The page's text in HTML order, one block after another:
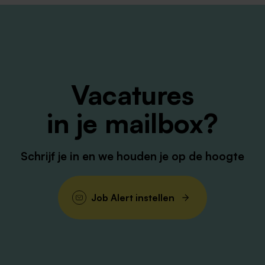
zorgen voor een stevige basis. Basisschool Petrus
(verdeeld in clusters van twee samenwerkende
Daar wordt een taalbad geboden en maken
Er wordt intensief samengewerkt in de clusters, met
scholen van Stichting Kindante staan voor toekomstgericht
speciaal onderwijs. Samen zetten we ons in voor
te geven dat eigentijds, toekomstgericht en inclusief
Vacatures
in je mailbox?
Schrijf je in en we houden je op de hoogte
Job Alert instellen